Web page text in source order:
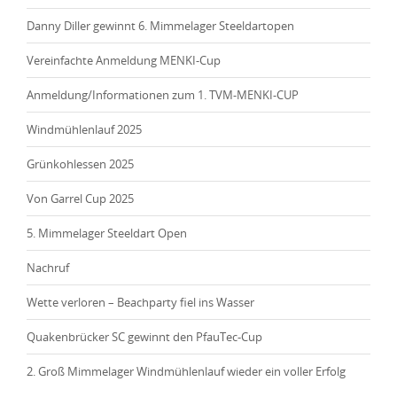
Danny Diller gewinnt 6. Mimmelager Steeldartopen
Vereinfachte Anmeldung MENKI-Cup
Anmeldung/Informationen zum 1. TVM-MENKI-CUP
Windmühlenlauf 2025
Grünkohlessen 2025
Von Garrel Cup 2025
5. Mimmelager Steeldart Open
Nachruf
Wette verloren – Beachparty fiel ins Wasser
Quakenbrücker SC gewinnt den PfauTec-Cup
2. Groß Mimmelager Windmühlenlauf wieder ein voller Erfolg